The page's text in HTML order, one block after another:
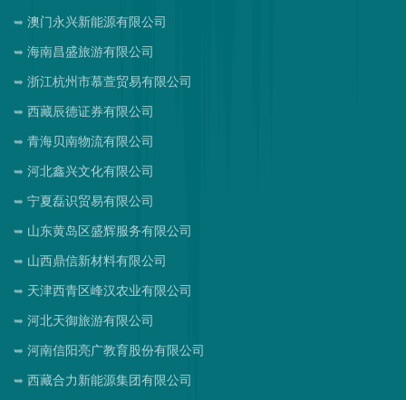
澳门永兴新能源有限公司
海南昌盛旅游有限公司
浙江杭州市慕萱贸易有限公司
西藏辰德证券有限公司
青海贝南物流有限公司
河北鑫兴文化有限公司
宁夏磊识贸易有限公司
山东黄岛区盛辉服务有限公司
山西鼎信新材料有限公司
天津西青区峰汉农业有限公司
河北天御旅游有限公司
河南信阳亮广教育股份有限公司
西藏合力新能源集团有限公司